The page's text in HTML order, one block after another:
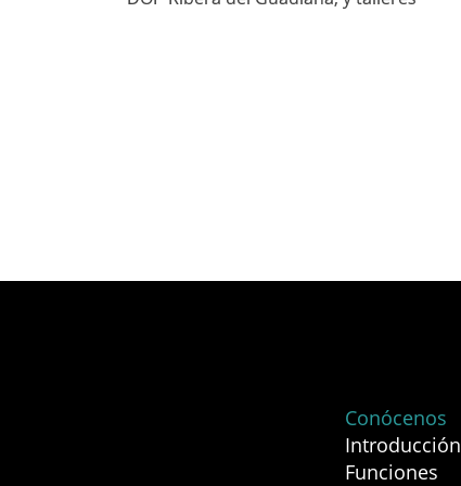
Conócenos
Introducción
Funciones